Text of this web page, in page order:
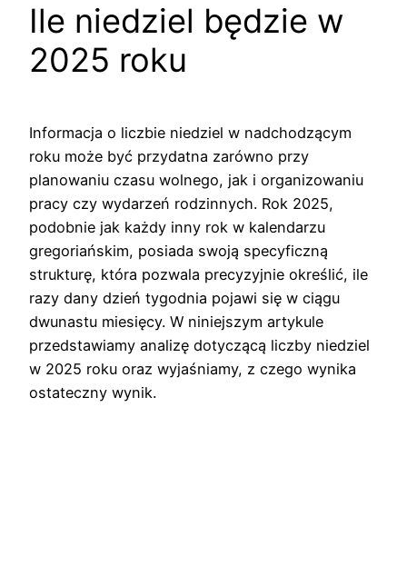
Ile niedziel będzie w
2025 roku
Informacja o liczbie niedziel w nadchodzącym
roku może być przydatna zarówno przy
planowaniu czasu wolnego, jak i organizowaniu
pracy czy wydarzeń rodzinnych. Rok 2025,
podobnie jak każdy inny rok w kalendarzu
gregoriańskim, posiada swoją specyficzną
strukturę, która pozwala precyzyjnie określić, ile
razy dany dzień tygodnia pojawi się w ciągu
dwunastu miesięcy. W niniejszym artykule
przedstawiamy analizę dotyczącą liczby niedziel
w 2025 roku oraz wyjaśniamy, z czego wynika
ostateczny wynik.